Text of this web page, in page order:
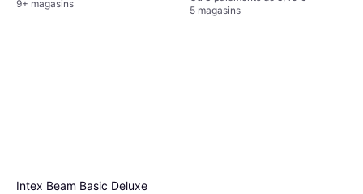
9+ magasins
5 magasins
Intex Beam Basic Deluxe